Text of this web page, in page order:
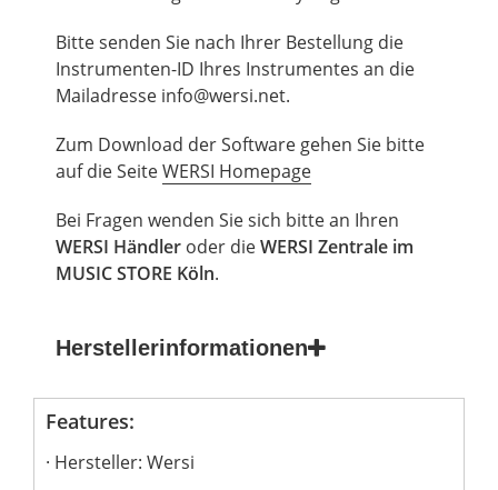
Bitte senden Sie nach Ihrer Bestellung die
Instrumenten-ID Ihres Instrumentes an die
Mailadresse info@wersi.net.
Zum Download der Software gehen Sie bitte
auf die SeiteWERSI Homepage
Bei Fragen wenden Sie sich bitte an Ihren
WERSI Händler oder dieWERSI Zentrale im
MUSIC STORE Köln.
Herstellerinformationen
Features:
Hersteller: Wersi